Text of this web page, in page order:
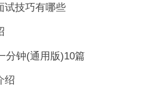
试技巧有哪些
分钟(通用版)10篇
绍